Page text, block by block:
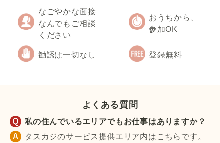
なごやかな面接
なんでもご相談
ください
おうちから、
参加OK
勧誘は一切なし 登録無料
よくある質問
私の住んでいるエリアでもお仕事はありますか？
タスカジのサービス提供エリア内はこちらです。